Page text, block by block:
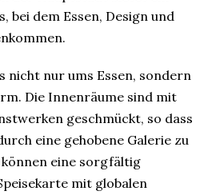
bei dem Essen, Design und
nicht nur ums Essen, sondern
Die Innenräume sind mit
geschmückt, so dass
eine gehobene Galerie zu
eine sorgfältig
mit globalen